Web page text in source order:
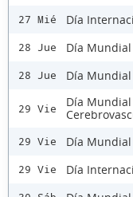
27 Mié Día
28 Jue Día
28 Jue Día
29 Vie
Día
29 Vie Día
29 Vie Día